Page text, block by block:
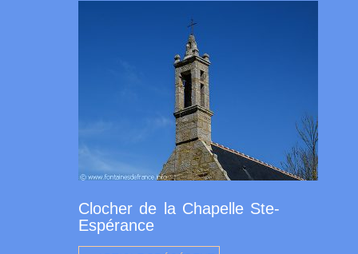
Clocher de la Chapelle Ste-
Espérance